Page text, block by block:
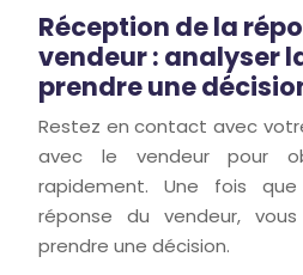
Réception de la
vendeur : analyser
prendre une
Restez en contact avec
avec le vendeur pour
rapidement. Une fois
réponse du vendeur,
prendre une décision.